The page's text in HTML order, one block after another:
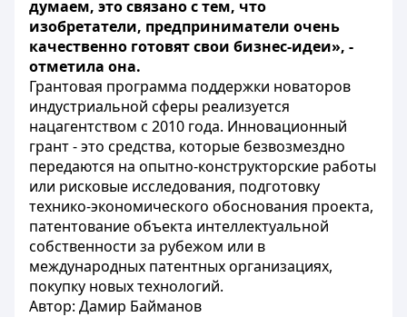
думаем, это связано с тем, что
изобретатели, предприниматели очень
качественно готовят свои бизнес-идеи», -
отметила она.
Грантовая программа поддержки новаторов
индустриальной сферы реализуется
нацагентством с 2010 года. Инновационный
грант - это средства, которые безвозмездно
передаются на опытно-конструкторские работы
или рисковые исследования, подготовку
технико-экономического обоснования проекта,
патентование объекта интеллектуальной
собственности за рубежом или в
международных патентных организациях,
покупку новых технологий.
Автор: Дамир Байманов